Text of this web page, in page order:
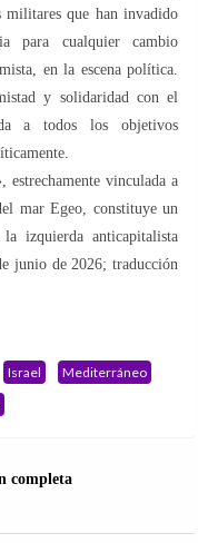
militares que han invadido
para cualquier cambio
en la escena política.
y solidaridad con el
a todos los objetivos
vinculada a
mar Egeo, constituye un
izquierda anticapitalista
junio de 2026; traducción
Israel
Mediterráneo
completa